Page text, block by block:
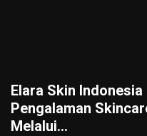
Elara Skin
Pengalaman
Melalui…